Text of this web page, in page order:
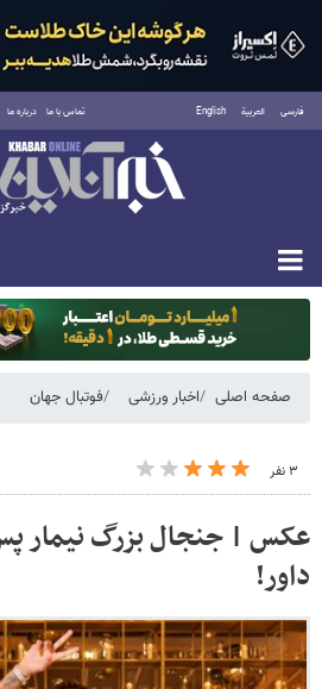
فارسی العربية English تماس با ما درباره ما
دوشنبه ۱۹ مرداد ۱۴۰۵
صفحه اصلی اخبار ورزشی فوتبال جهان
۳ نفر
عکس | جنجال بزرگ نیمار
داور!